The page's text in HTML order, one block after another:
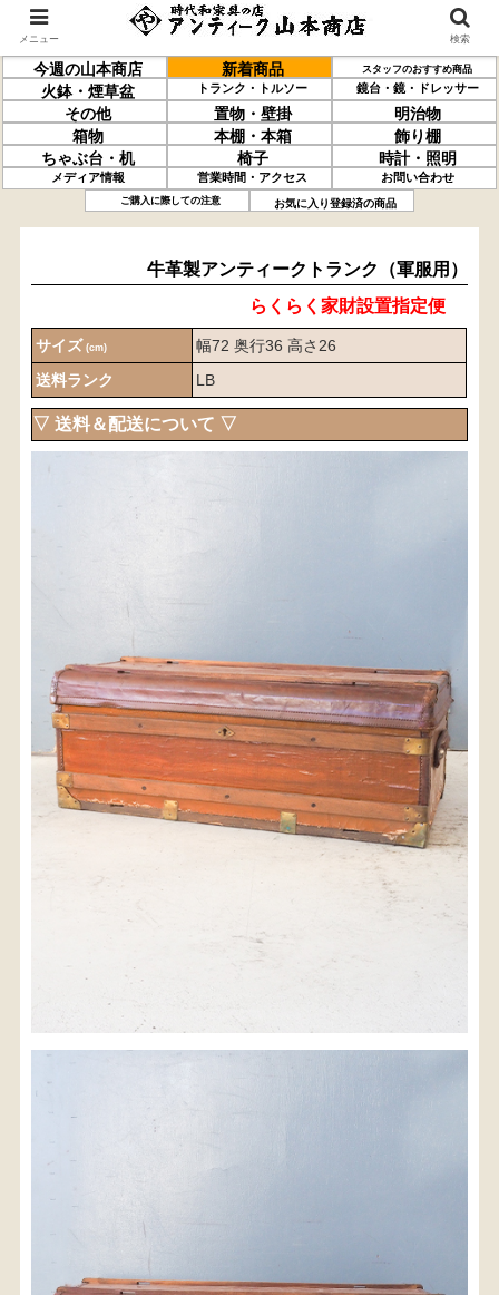
今週の山本商店 新着商品 スタッフのおすすめ商品
火鉢・煙草盆 トランク・トルソー 鏡台・鏡・ドレッサー
その他 置物・壁掛
明治物
箱物
本棚・本箱
飾り棚
ちゃぶ台・机
椅子 時計・照明
メディア情報 営業時間・アクセス お問い合わせ
ご購入に際しての注意 お気に入り登録済の商品
牛革製アンティークトランク （軍服用）
牛革製アンティークトランク（軍服用）
らくらく家財設置指定便
サイズ (cm)
幅72 奥行36 高さ26
送料ランク
LB
▽ 送料＆配送について ▽
〈送料について〉
・ご購入手続きを進める途中で「宅急便」を選択いた
だくと、自動的に送料が加算されます。
【送料を確認する】
お届け先、送料ランクを選択する事で送料が表
示されます。
お届け先
メニュー 検索